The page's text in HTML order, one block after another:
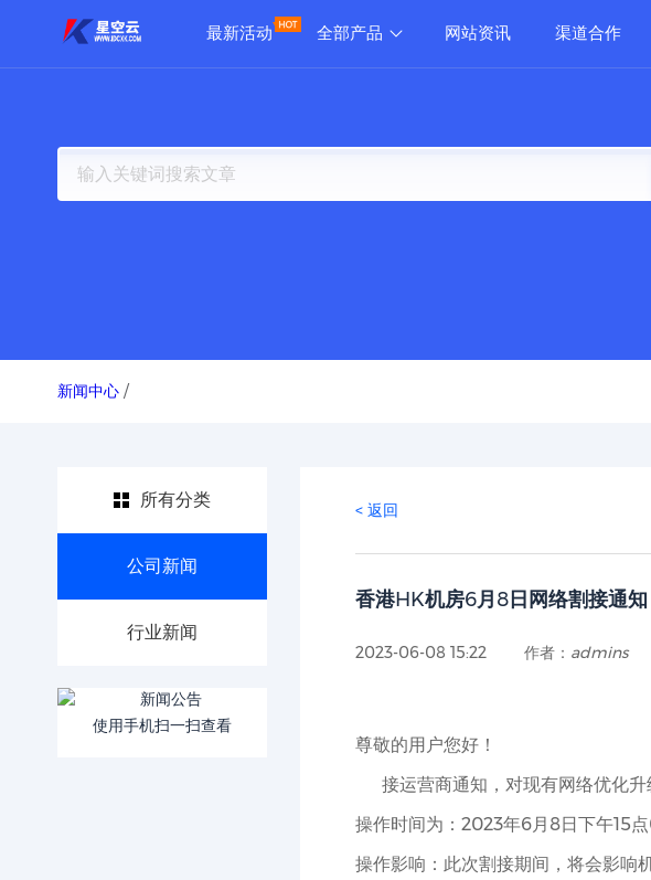
最新活动 全部产品 网站资讯 渠道合作
新闻中心 /
所有分类
公司新闻
行业新闻
使用手机扫一扫查看
< 返回
香港HK机房6月8日网络割接通知
2023-06-08 15:22 作者： admins
尊敬的用户您好！
接运营商通知，对现有网络优化升
操作时间为：2023年6月8日下午15
操作影响：此次割接期间，将会影响